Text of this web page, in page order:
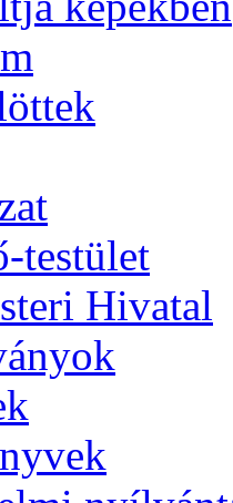
testület
Hivatal